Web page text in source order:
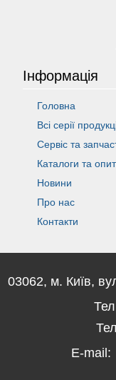
Інформація
Головна
Всі серії
Сервіс та
Каталоги та
Новини
Про нас
Контакти
03062, м. Київ,
E-mail: